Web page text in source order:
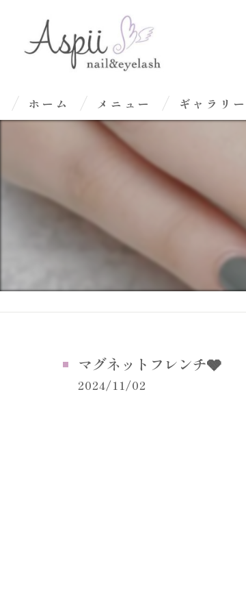
ホーム メニュー ギャラリー
マグネットフレンチ🩶
2024/11/02